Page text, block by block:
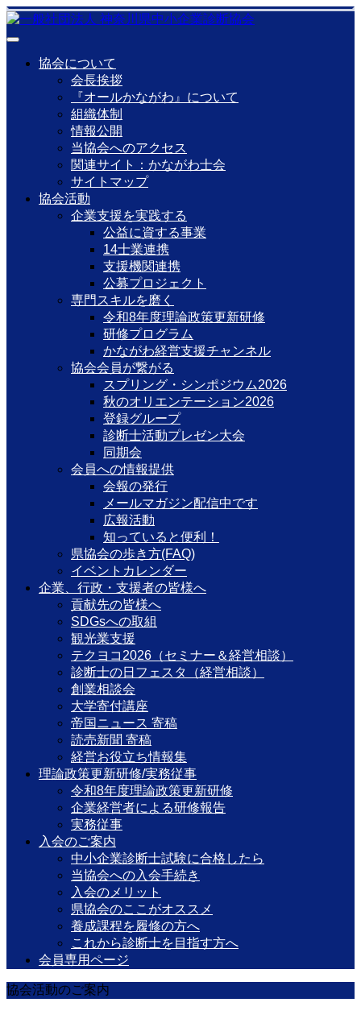
協会について
会長挨拶
『オールかながわ』について
組織体制
情報公開
当協会へのアクセス
関連サイト：かながわ士会
サイトマップ
協会活動
企業支援を実践する
公益に資する事業
14士業連携
支援機関連携
公募プロジェクト
専門スキルを磨く
令和8年度理論政策更新研修
研修プログラム
かながわ経営支援チャンネル
協会会員が繋がる
スプリング・シンポジウム2026
秋のオリエンテーション2026
登録グループ
診断士活動プレゼン大会
同期会
会員への情報提供
会報の発行
メールマガジン配信中です
広報活動
知っていると便利！
県協会の歩き方(FAQ)
イベントカレンダー
企業、行政・支援者の皆様へ
貢献先の皆様へ
SDGsへの取組
観光業支援
テクヨコ2026（セミナー＆経営相談）
診断士の日フェスタ（経営相談）
創業相談会
大学寄付講座
帝国ニュース 寄稿
読売新聞 寄稿
経営お役立ち情報集
理論政策更新研修/実務従事
令和8年度理論政策更新研修
企業経営者による研修報告
実務従事
入会のご案内
中小企業診断士試験に合格したら
当協会への入会手続き
入会のメリット
県協会のここがオススメ
養成課程を履修の方へ
これから診断士を目指す方へ
会員専用ページ
協会活動のご案内